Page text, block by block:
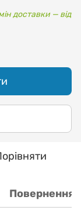
доставки — від
Повернення